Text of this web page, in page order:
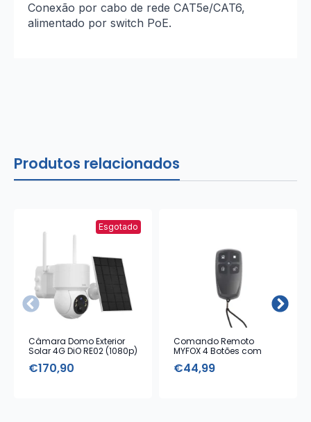
Conexão por cabo de rede CAT5e/CAT6,
alimentado por switch PoE.
Produtos relacionados
Esgotado
Câmara Domo Exterior
Solar 4G DiO RE02 (1080p)
€170,90
Comando Remoto
MYFOX 4 Botões com
€44,99